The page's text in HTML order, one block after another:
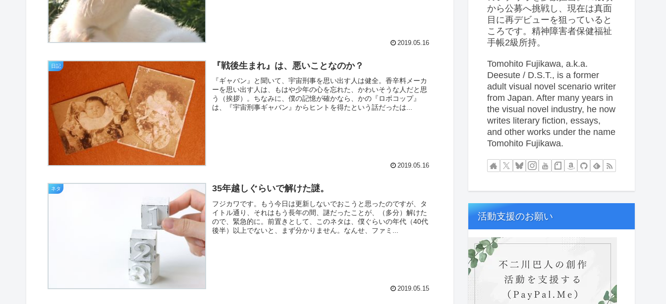
2019.05.16
日記 『戦後生まれ』は、悪いことなのか？
『ギャバン』と聞いて、宇宙刑事を思い出す人は健全。香辛料メーカ
ーを思い出す人は、もはや少年の心を忘れた、かわいそうな人だと思
う（挨拶）。ちなみに、僕の記憶が確かなら、かの『ロボコップ』
は、『宇宙刑事ギャバン』からヒントを得たという話だったは...
2019.05.16
ネタ 35年越しぐらいで解けた謎。
フジカワです。もう今日は更新しないでおこうと思ったのですが、タ
イトル通り、それはもう長年の間、謎だったことが、（多分）解けた
ので、緊急的に。前置きとして、このネタは、僕ぐらいの年代（40代
後半）以上でないと、まず分かりません。なんせ、ファミ...
2019.05.15
から公募へ挑戦し、現在は真面
目に再デビューを狙っていると
ころです。精神障害者保健福祉
手帳2級所持。
Tomohito Fujikawa, a.k.a.
Deesute / D.S.T., is a former
adult visual novel scenario writer
from Japan. After many years in
the visual novel industry, he now
writes literary fiction, essays,
and other works under the name
Tomohito Fujikawa.
活動支援のお願い